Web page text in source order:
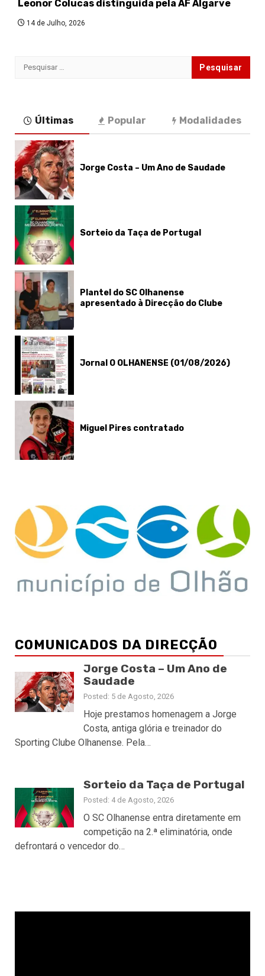
Leonor Colucas distinguida pela AF Algarve
14 de Julho, 2026
Pesquisar
Últimas Popular Modalidades
Jorge Costa – Um Ano de Saudade
Sorteio da Taça de Portugal
Plantel do SC Olhanense
apresentado à Direcção do Clube
Jornal O OLHANENSE (01/08/2026)
Miguel Pires contratado
COMUNICADOS DA DIRECÇÃO
Jorge Costa – Um Ano de
Saudade
Posted: 5 de Agosto, 2026
Hoje prestamos homenagem a Jorge
Costa, antiga glória e treinador do
Sporting Clube Olhanense. Pela…
Sorteio da Taça de Portugal
Posted: 4 de Agosto, 2026
O SC Olhanense entra diretamente em
competição na 2.ª eliminatória, onde
defrontará o vencedor do…